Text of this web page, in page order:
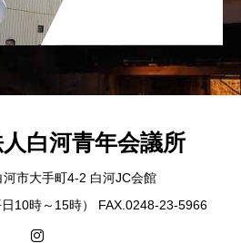
白河青年会議所
市大手町4-2 白河JC会館
10時～15時） FAX.0248-23-5966